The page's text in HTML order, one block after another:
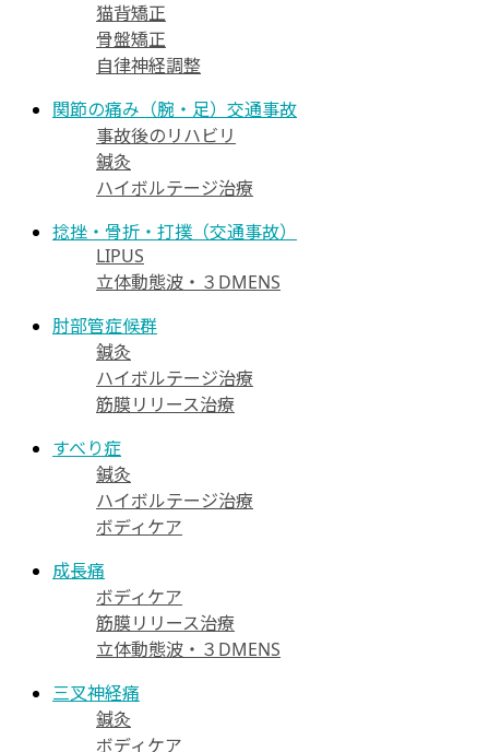
猫背矯正
骨盤矯正
自律神経調整
関節の痛み（腕・足）交通事故
事故後のリハビリ
鍼灸
ハイボルテージ治療
捻挫・骨折・打撲（交通事故）
LIPUS
立体動態波・３DMENS
肘部管症候群
鍼灸
ハイボルテージ治療
筋膜リリース治療
すべり症
鍼灸
ハイボルテージ治療
ボディケア
成長痛
ボディケア
筋膜リリース治療
立体動態波・３DMENS
三叉神経痛
鍼灸
ボディケア